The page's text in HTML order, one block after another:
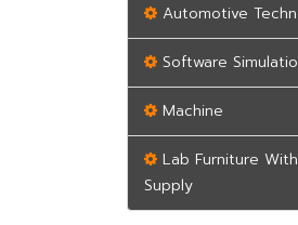
Automotive
Software
Machine
Lab Furniture
Supply